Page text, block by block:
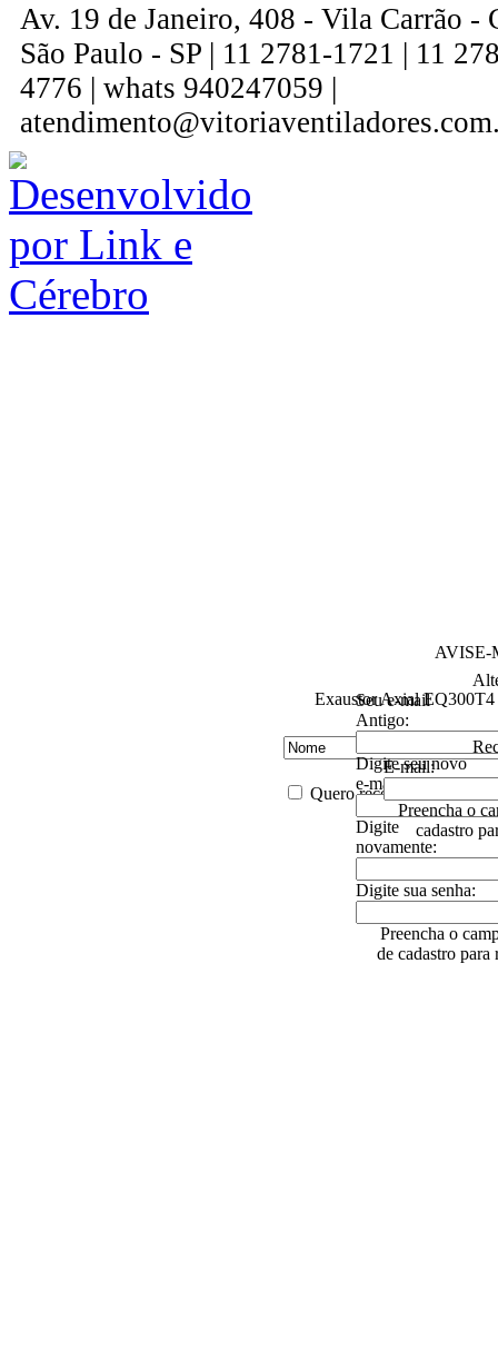
AVISE-
Exaustor Axial EQ300T4
Quero receber descontos
Av. 19 de Janeiro, 408 - Vila Carrão -
São Paulo - SP | 11 2781-1721 | 11
4776 | whats 940247059 |
E-mail:
Preencha o
cadastro
Seu e-mail
Antigo:
Digite seu novo
e-mail:
Digite
novamente:
Digite sua senha:
Preencha o
de cadastro para